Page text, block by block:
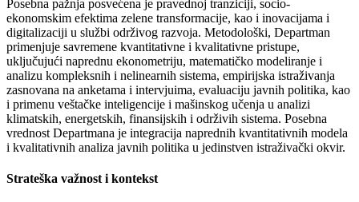
Posebna pažnja posvećena je pravednoj tranziciji, socio-
ekonomskim efektima zelene transformacije, kao i inovacijama i
digitalizaciji u službi održivog razvoja. Metodološki, Departman
primenjuje savremene kvantitativne i kvalitativne pristupe,
uključujući naprednu ekonometriju, matematičko modeliranje i
analizu kompleksnih i nelinearnih sistema, empirijska istraživanja
zasnovana na anketama i intervjuima, evaluaciju javnih politika, kao
i primenu veštačke inteligencije i mašinskog učenja u analizi
klimatskih, energetskih, finansijskih i održivih sistema. Posebna
vrednost Departmana je integracija naprednih kvantitativnih modela
i kvalitativnih analiza javnih politika u jedinstven istraživački okvir.
Strateška važnost i kontekst